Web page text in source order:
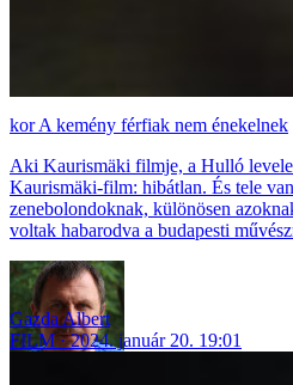
A kemény férfiak nem énekelnek
Aki Kaurismäki filmje, a Hulló
Kaurismäki-film: hibátlan. És tele
zenebolondoknak, különösen
voltak habarodva a budapesti
Gazda Albert
FILM
2024. január 20. 19:01